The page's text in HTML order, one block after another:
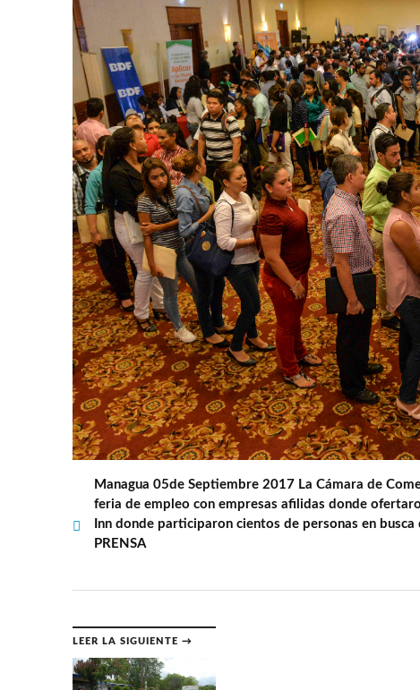
Managua 05de Septiembre 2017 La Cámara de
feria de empleo con empresas afilidas donde
Inn donde participaron cientos de personas en
PRENSA
LEER LA SIGUIENTE →